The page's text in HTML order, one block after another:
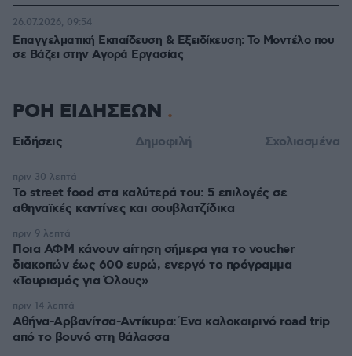
Επαγγελματική Εκπαίδευση & Εξειδίκευση: Το Mοντέλο που
σε Bάζει στην Aγορά Eργασίας
26.07.2026, 09:54
ΡΟΗ ΕΙΔΗΣΕΩΝ
Ειδήσεις Δημοφιλή Σχολιασμένα
Το street food στα καλύτερά του: 5 επιλογές σε
αθηναϊκές καντίνες και σουβλατζίδικα
πριν 30 λεπτά
Ποια ΑΦΜ κάνουν αίτηση σήμερα για το voucher
διακοπών έως 600 ευρώ, ενεργό το πρόγραμμα
«Τουρισμός για Όλους»
πριν 9 λεπτά
Αθήνα-Αρβανίτσα-Αντίκυρα: Ένα καλοκαιρινό road trip
από το βουνό στη θάλασσα
πριν 14 λεπτά